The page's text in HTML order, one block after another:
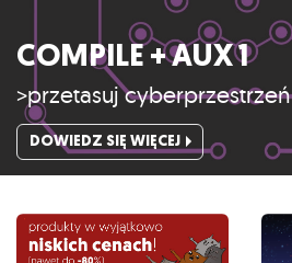
COMPILE + AUX 1
>przetasuj cyberprzestrzeń
DOWIEDZ SIĘ WIĘCEJ